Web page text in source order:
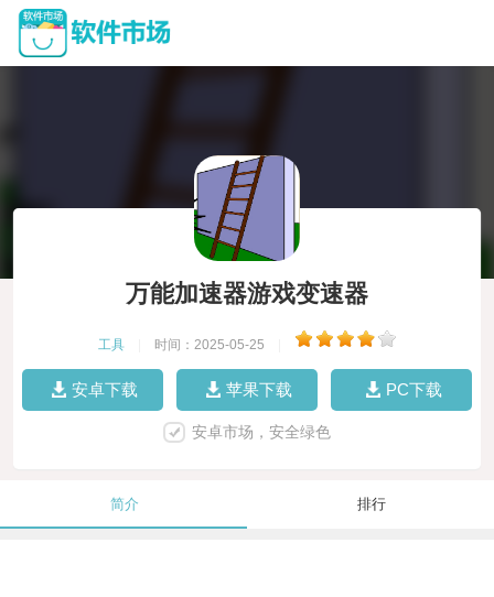
万能加速器游戏变速器
工具 时间：2025-05-25
安卓下载 苹果下载 PC下载
安卓市场，安全绿色
简介 排行